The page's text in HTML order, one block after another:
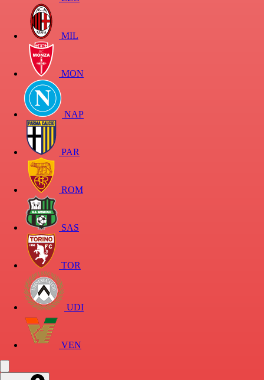
MIL
MON
NAP
PAR
ROM
SAS
TOR
UDI
VEN